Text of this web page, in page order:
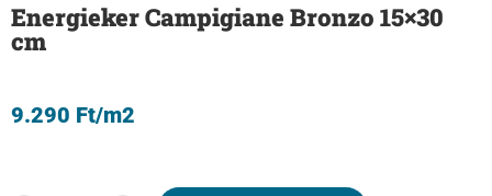
Energieker Campigiane Bronzo 15×30
cm
9.290 Ft/m2